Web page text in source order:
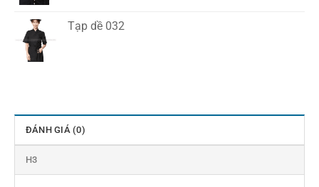
Tạp dề 032
ĐÁNH GIÁ (0)
H3